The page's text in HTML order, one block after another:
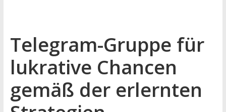
Telegram-Gruppe für
lukrative Chancen
gemäß der erlernten